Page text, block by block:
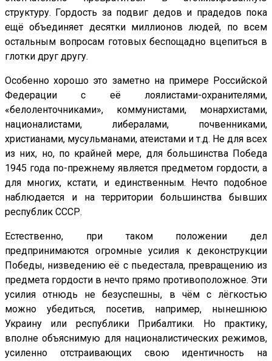
структуру. Гордость за подвиг дедов и прадедов пока
ещё объединяет десятки миллионов людей, по всем
остальным вопросам готовых беспощадно вцепиться в
глотки друг другу.
Особенно хорошо это заметно на примере Российской
Федерации с её лоялистами-охранителями,
«белоленточниками», коммунистами, монархистами,
националистами, либералами, почвенниками,
христианами, мусульманами, атеистами и т.д. Не для всех
из них, но, по крайней мере, для большинства Победа
1945 года по-прежнему является предметом гордости, а
для многих, кстати, и единственным. Нечто подобное
наблюдается и на территории большинства бывших
республик СССР.
Естественно, при таком положении дел
предпринимаются огромные усилия к деконструкции
Победы, низведению её с пьедестала, превращению из
предмета гордости в нечто прямо противоположное. Эти
усилия отнюдь не безуспешны, в чём с лёгкостью
можно убедиться, посетив, например, нынешнюю
Украину или республики Прибалтики. Но практику,
вполне объяснимую для националистических режимов,
усиленно отстраивающих свою идентичность на